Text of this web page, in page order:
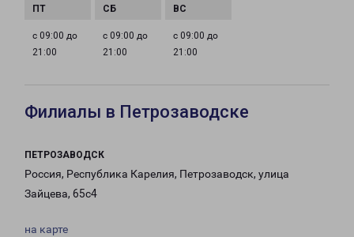
с 09:00 до
21:00
с 09:00 до
21:00
с 09:00 до
21:00
Филиалы в Петрозаводске
ПЕТРОЗАВОДСК
Россия, Республика Карелия, Петрозаводск, улица
Зайцева, 65с4
на карте